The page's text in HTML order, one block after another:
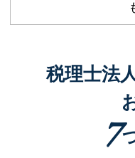
税理士法
7